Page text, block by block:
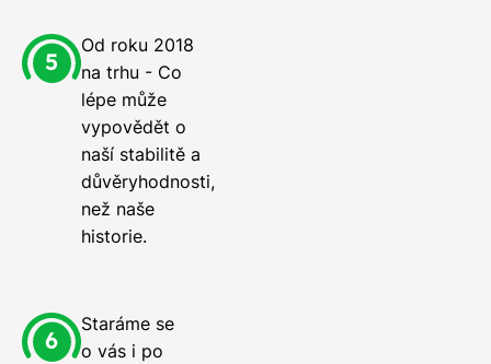
Od roku 2018
na trhu - Co
lépe může
vypovědět o
naší stabilitě a
důvěryhodnosti,
než naše
historie.
Staráme se
o vás i po